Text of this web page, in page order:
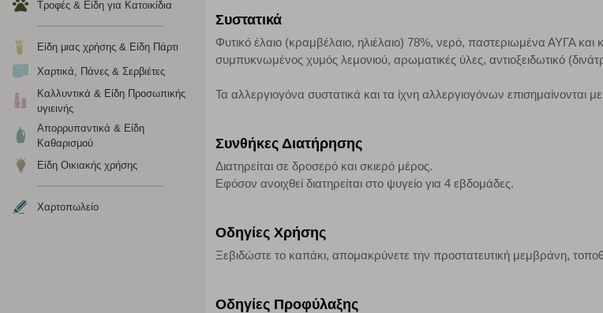
Τροφές & Είδη για Κατοικίδια
Είδη μιας χρήσης & Είδη Πάρτι
Χαρτικά, Πάνες & Σερβιέτες
Καλλυντικά & Είδη Προσωπικής
υγιεινής
Απορρυπαντικά & Είδη
Καθαρισμού
Είδη Οικιακής χρήσης
Χαρτοπωλείο
Συστατικά
Φυτικό έλαιο (κραμβέλαιο, ηλιέλαιο) 78%, νερό, παστεριωμένα ΑΥΓΑ
συμπυκνωμένος χυμός λεμονιού, αρωματικές ύλες, αντιοξειδωτικό
Τα αλλεργιογόνα συστατικά και τα ίχνη αλλεργιογόνων
Συνθήκες Διατήρησης
Διατηρείται σε δροσερό και σκιερό μέρος.
Εφόσον ανοιχθεί διατηρείται στο ψυγείο για 4 εβδομάδες.
Οδηγίες Χρήσης
Ξεβιδώστε το καπάκι, απομακρύνετε την προστατευτική μεμβράνη,
Οδηγίες Προφύλαξης
Η συγκεκριμένη κατηγορία cookies μας δίνει τη δυνατότητα να ενημερωνόμαστε για την επισκεψιμότητα του
να γνωρίζουμε ποιες σελίδες είναι περισσότερο, ή λιγότερο δημοφιλείς και να βλέπουμε την αλληλεπίδραση
τα cookies είναι συγκεντρωτικές και, συνεπώς, ανώνυμες. Αν δεν επιτρέψετε την αποδοχή αυτής της
αποκλείει ή να σας ειδοποιεί σχετικά με αυτά τα cookies, με το ενδεχόμενο σε αυτήν την περίπτωση ορισμένα
Αποθήκευση